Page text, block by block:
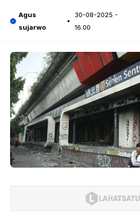
Agus
sujarwo
30-08-2025 -
16.00